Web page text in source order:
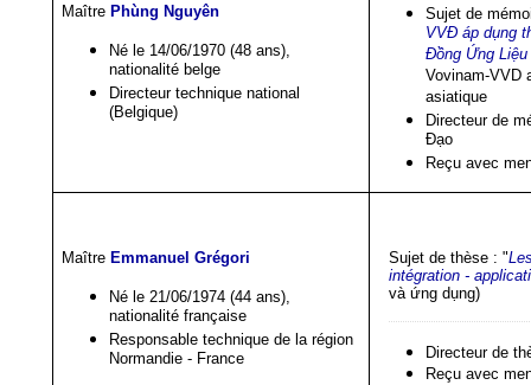
Maître Phùng Nguyên
Né le 14/06/1970 (48 ans),
nationalité belge
Directeur technique national
(Belgique)
Sujet de
VVĐ áp dụng
Đồng Ứng Liệu
Vovinam-VVD
asiatique
Directeur de
Đạo
Reçu avec
Maître Emmanuel Grégori
Né le 21/06/1974 (44 ans),
nationalité française
Responsable technique de la région
Normandie - France
Sujet de thèse : "
intégration -
và ứng dụng)
Directeur de
Reçu avec